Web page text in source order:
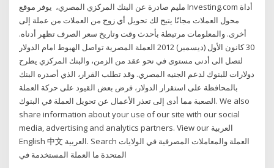
مليم صادرة عن البنك المركزي المصري، يوفر موقع Investing.com أداة
محول العملات مجانًا يتيح لك تحويل أي زوج من العملات من عملة إلى
أخرى. والمعلومات مرتبطة بأحدث وقت وتاريخ سعر الصرف تظهر أدناه.
30 كانون الأول (ديسمبر) 2012 العملة المصرية تواصل الهبوط امام الدولار
لتصل الى أدنى مستوى في نحو عقد من الزمن، والبنك المركزي يطرح
دولارات للبنوك لدعم الجنيه المصري. وقد تطلب القرار، الذي أصدره البنك
بالمحافظة على استقرار الدولار، فرض بعض القيود على حركة العملة
الصعبة مما أدى إلى تعذر الأعمال عن تحويل العملة في البنوك. We also
share information about your use of our site with our social
media, advertising and analytics partners. View our العربية
English 中文 العربية. Search العملة والمعاملات المصرفية في الولايات
المتحدة ما العملة المستخدمة في